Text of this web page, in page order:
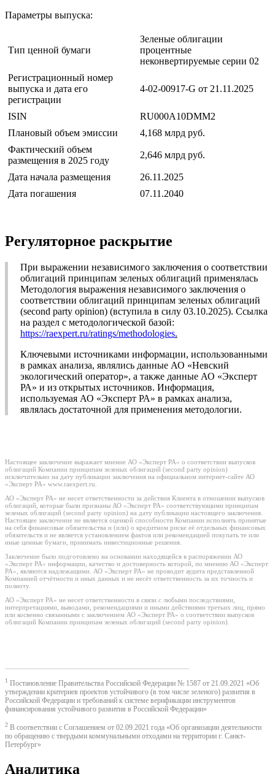
Параметры выпуска:
Тип ценной бумаги
Зеленые облигации
процентные
неконвертируемые серии 02
Регистрационный номер
выпуска и дата его
регистрации
4-02-00917-G от 21.11.2025
ISIN
RU000A10DMM2
Плановый объем эмиссии
4,168 млрд руб.
Фактический объем
размещения в 2025 году
2,646 млрд руб.
Дата начала размещения
26.11.2025
Дата погашения
07.11.2040
Регуляторное раскрытие
При выражении независимого заключения о соответствии
облигаций принципам зеленых облигаций применялась
Методология выражения независимого заключения о
соответствии облигаций принципам зеленых облигаций
(second party opinion) (вступила в силу 03.10.2025). Ссылка
на раздел с методологической базой:
https://raexpert.ru/ratings/methodologies.
Ключевыми источниками информации, использованными
в рамках анализа, являлись данные АО «Невский
экологический оператор», а также данные АО «Эксперт
РА» и из открытых источников. Информация,
используемая АО «Эксперт РА» в рамках анализа,
являлась достаточной для применения методологии.
Настоящее заключение выражает мнение АО «Эксперт РА» о соответствии выпусков
облигаций Компании принципам зеленых облигаций (second party opinion)
исключительно на дату публикации заключения на официальном интернет-сайте АО
«Эксперт РА» www.raexpert.ru.
АО «Эксперт РА» не несет ответственности за действия Клиента в отношении выпусков
облигаций, которые были признаны АО «Эксперт РА» соответствующими принципам
зеленых облигаций (second party opinion) на дату публикации настоящего заключения.
Настоящее заключение не является оценкой способности Компании исполнять принятые
на себя финансовые обязательства и (или) о кредитном риске её отдельных финансовых
обязательств и не является установлением фактов или рекомендацией покупать те или
иные ценные бумаги, принимать инвестиционные решения.
Заключение было подготовлено на основании находящейся в распоряжении АО
«Эксперт РА» информации, качество и достоверность которой, по мнению АО «Эксперт
РА», являются надлежащими. АО «Эксперт РА» не проводит аудита представленной
Компанией отчётности и иных данных и не несёт ответственность за их точность и
полноту.
АО «Эксперт РА» не несет ответственности в связи с любыми последствиями,
интерпретациями, выводами, рекомендациями и иными действиями третьих лиц, прямо
или косвенно связанными с заключением АО «Эксперт РА» о соответствии выпусков
облигаций Компании принципам зеленых облигаций (second party opinion).
1 Постановление Правительства Российской Федерации № 1587 от 21.09.2021 «Об
утверждении критериев проектов устойчивого (в том числе зеленого) развития в
Российской Федерации и требований к системе верификации инструментов
финансирования устойчивого развития в Российской Федерации»
2 В соответствии с Соглашением от 02.09.2021 года «Об организации деятельности
по обращению с твердыми коммунальными отходами на территории г. Санкт-
Петербург»
Аналитика